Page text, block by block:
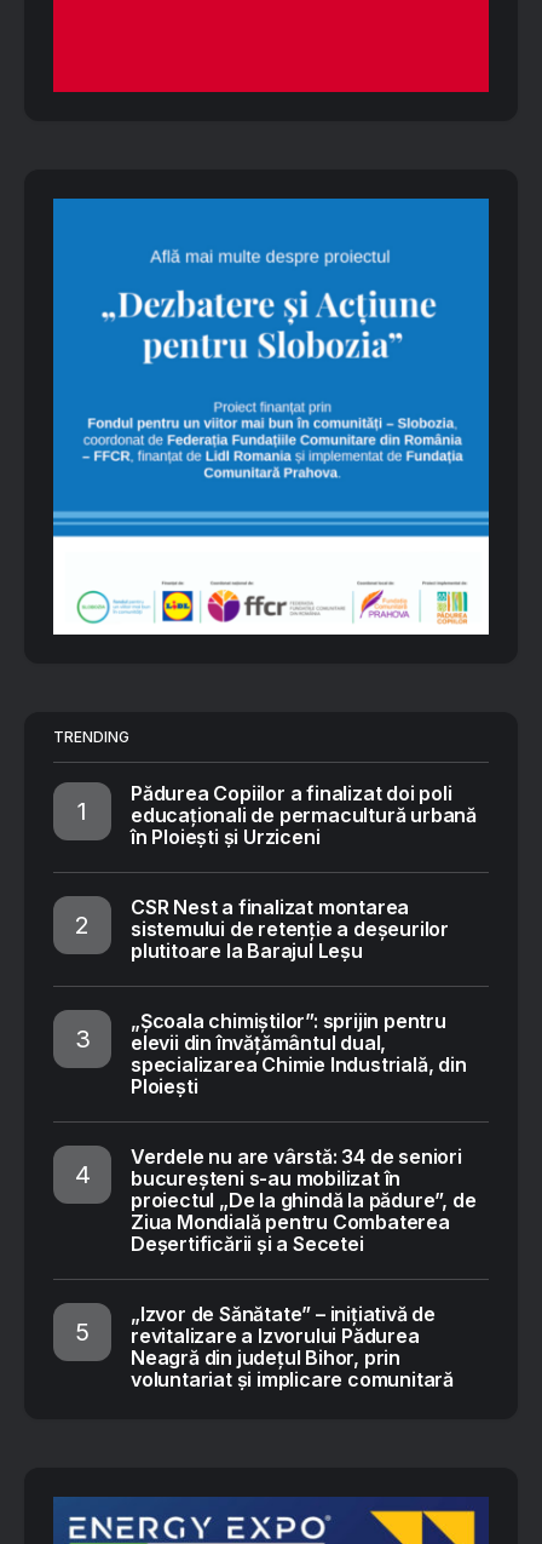
TRENDING
Pădurea Copiilor a finalizat doi poli
educaționali de permacultură urbană
în Ploiești și Urziceni
CSR Nest a finalizat montarea
sistemului de retenție a deșeurilor
plutitoare la Barajul Leșu
„Școala chimiștilor”: sprijin pentru
elevii din învățământul dual,
specializarea Chimie Industrială, din
Ploiești
Verdele nu are vârstă: 34 de seniori
bucureșteni s-au mobilizat în
proiectul „De la ghindă la pădure”, de
Ziua Mondială pentru Combaterea
Deșertificării și a Secetei
„Izvor de Sănătate” – inițiativă de
revitalizare a Izvorului Pădurea
Neagră din județul Bihor, prin
voluntariat și implicare comunitară